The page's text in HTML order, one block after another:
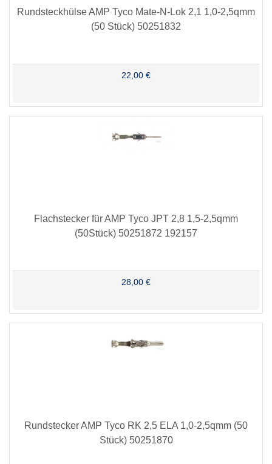
Rundsteckhülse AMP Tyco Mate-N-Lok 2,1 1,0-2,5qmm
(50 Stück) 50251832
22,00 €
Flachstecker für AMP Tyco JPT 2,8 1,5-2,5qmm
(50Stück) 50251872 192157
28,00 €
Rundstecker AMP Tyco RK 2,5 ELA 1,0-2,5qmm (50
Stück) 50251870